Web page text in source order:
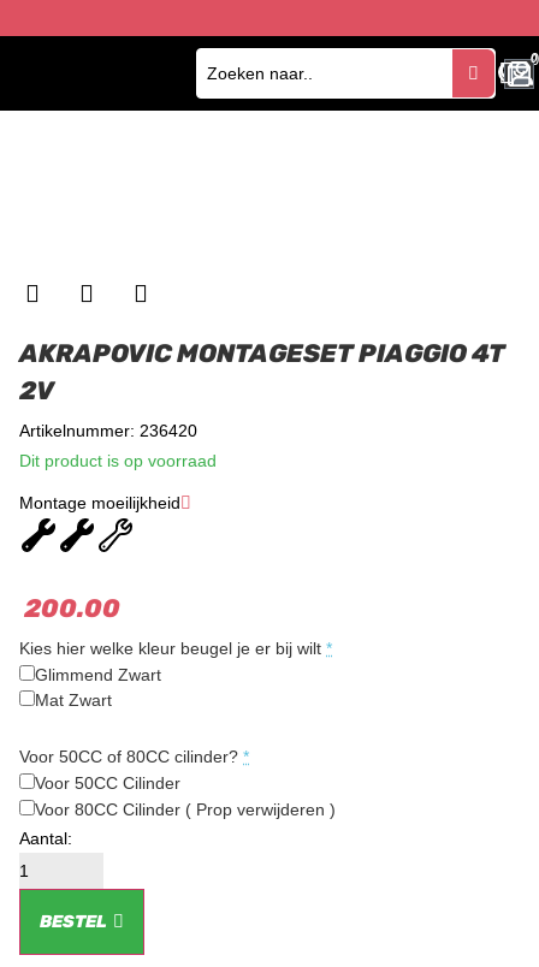
0
0
AKRAPOVIC MONTAGESET PIAGGIO 4T
2V
Artikelnummer: 236420
Dit product is op voorraad
Montage moeilijkheid
★★★
200.00
Kies hier welke kleur beugel je er bij wilt *
Glimmend Zwart
Mat Zwart
Voor 50CC of 80CC cilinder? *
Voor 50CC Cilinder
Voor 80CC Cilinder ( Prop verwijderen )
BESTEL